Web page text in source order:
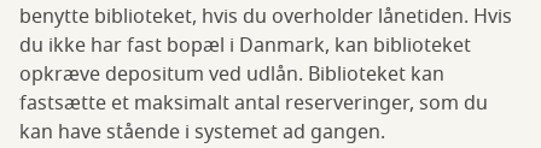
benytte biblioteket, hvis du overholder lånetiden. Hvis
du ikke har fast bopæl i Danmark, kan biblioteket
opkræve depositum ved udlån. Biblioteket kan
fastsætte et maksimalt antal reserveringer, som du
kan have stående i systemet ad gangen.